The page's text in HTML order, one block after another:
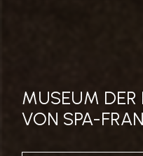
MUSEUM DER
VON SPA-